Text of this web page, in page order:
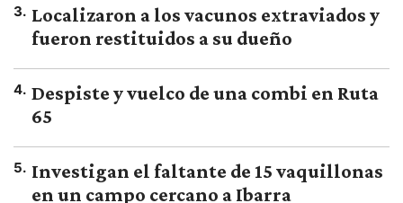
3. Localizaron a los vacunos extraviados y
fueron restituidos a su dueño
4. Despiste y vuelco de una combi en Ruta
65
5. Investigan el faltante de 15 vaquillonas
en un campo cercano a Ibarra